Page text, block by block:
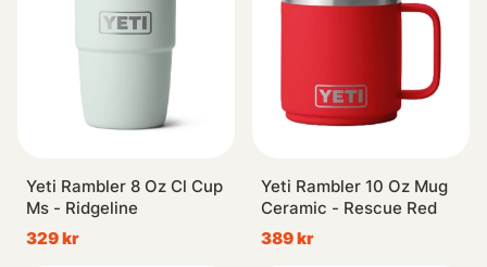
Yeti Rambler 8 Oz Cl Cup
Ms - Ridgeline
329 kr
Yeti Rambler 10 Oz Mug
Ceramic - Rescue Red
389 kr